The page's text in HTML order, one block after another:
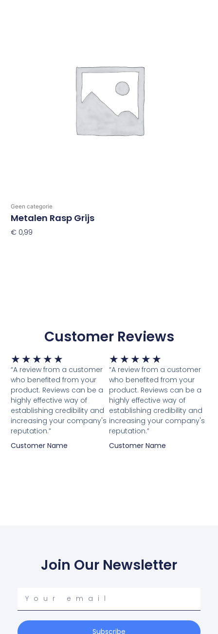
Geen categorie
Metalen Rasp Grijs
€ 0,99
Customer Reviews
★ ★ ★ ★ ★ Waardering
5
van
5
“A review from a customer
who benefited from your
product. Reviews can be a
highly effective way of
establishing credibility and
increasing your company's
reputation.”
Customer Name
★ ★ ★ ★ ★
5
van
5
“A review from a customer
who benefited from your
product. Reviews can be a
highly effective way of
establishing credibility and
increasing your company's
reputation.”
Customer Name
Join Our Newsletter
email
Subscribe